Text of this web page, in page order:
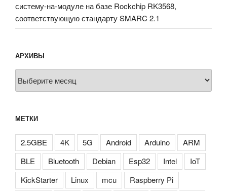
систему-на-модуле на базе Rockchip RK3568,
соответствующую стандарту SMARC 2.1
АРХИВЫ
МЕТКИ
2.5GBE 4K 5G Android Arduino
ARM
BLE
Bluetooth Debian Esp32 Intel
IoT
KickStarter
Linux mcu
Raspberry Pi